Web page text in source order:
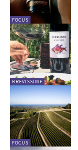
FOCUS
BREVISSIME
FOCUS